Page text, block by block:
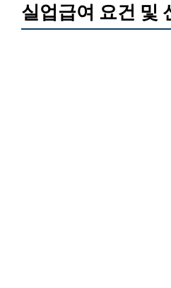
실업급여 요건 및